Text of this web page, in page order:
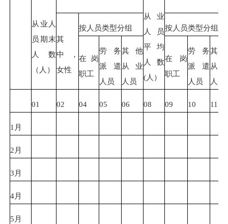
从业人
员期末
人数
（人）
从业
人员
平均
人数
(人）
其
中，
女性
按人员类型分组 按人员类型分组
在岗
职工
劳务
派遣
人员
其他
从业
人员
在岗
职工
劳务
派遣
人员
其
从
人员
01 02 04 05 06 08 09 10 11
1月
2月
3月
4月
5月